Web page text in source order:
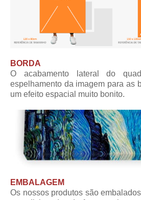
BORDA
O acabamento lateral do
espelhamento da imagem para as
um efeito espacial muito bonito.
EMBALAGEM
Os nossos produtos são